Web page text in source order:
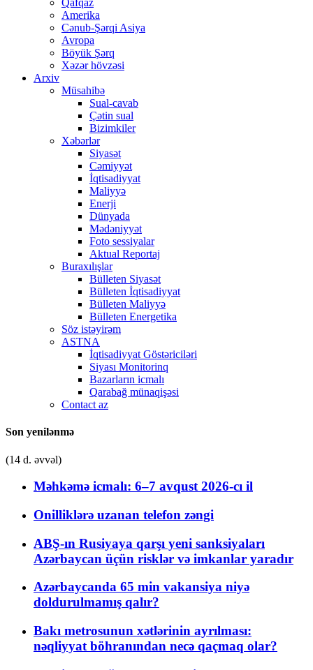
Qafqaz
Amerika
Cənub-Şərqi Asiya
Avropa
Böyük Şərq
Xəzər hövzəsi
Arxiv
Müsahibə
Sual-cavab
Çətin sual
Bizimkiler
Xəbərlər
Siyasət
Cəmiyyət
İqtisadiyyat
Maliyyə
Enerji
Dünyada
Mədəniyyət
Foto sessiyalar
Aktual Reportaj
Buraxılışlar
Bülleten Siyasət
Bülleten İqtisadiyyat
Bülleten Maliyyə
Bülleten Energetika
Söz istəyirəm
ASTNA
İqtisadiyyat Göstəriciləri
Siyası Monitorinq
Bazarların icmalı
Qarabağ münaqişəsi
Contact az
Son yenilənmə
(14 d. əvvəl)
Məhkəmə icmalı: 6–7 avqust 2026-cı il
Onilliklərə uzanan telefon zəngi
ABŞ-ın Rusiyaya qarşı yeni sanksiyaları
Azərbaycan üçün risklər və imkanlar yaradır
Azərbaycanda 65 min vakansiya niyə
doldurulmamış qalır?
Bakı metrosunun xətlərinin ayrılması:
nəqliyyat böhranından necə qaçmaq olar?